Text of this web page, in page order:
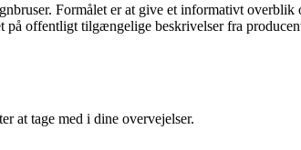
Formålet er at give et informativt overblik
på offentligt tilgængelige beskrivelser fra
at tage med i dine overvejelser.